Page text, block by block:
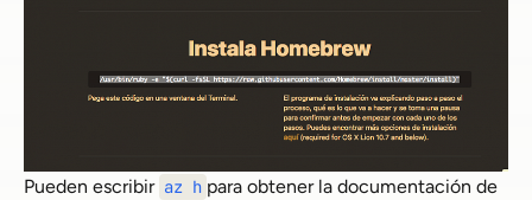
Pueden escribir az h para obtener la documentación de